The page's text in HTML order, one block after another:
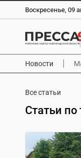
Воскресенье, 09
Новости
Все статьи
Статьи по